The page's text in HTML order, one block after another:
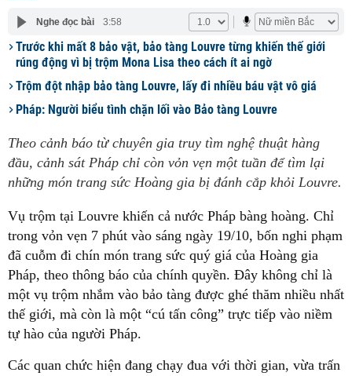
Nghe đọc bài 3:58
Trước khi mất 8 bảo vật, bảo tàng Louvre từng khiến thế giới
rúng động vì bị trộm Mona Lisa theo cách ít ai ngờ
Trộm đột nhập bảo tàng Louvre, lấy đi nhiều báu vật vô giá
Pháp: Người biểu tình chặn lối vào Bảo tàng Louvre
Theo cảnh báo từ chuyên gia truy tìm nghệ thuật hàng
đầu, cảnh sát Pháp chỉ còn vỏn vẹn một tuần để tìm lại
những món trang sức Hoàng gia bị đánh cắp khỏi Louvre.
Vụ trộm tại Louvre khiến cả nước Pháp bàng hoàng. Chỉ
trong vỏn vẹn 7 phút vào sáng ngày 19/10, bốn nghi phạm
đã cuỗm đi chín món trang sức quý giá của Hoàng gia
Pháp, theo thông báo của chính quyền. Đây không chỉ là
một vụ trộm nhắm vào bảo tàng được ghé thăm nhiều nhất
thế giới, mà còn là một “cú tấn công” trực tiếp vào niềm
tự hào của người Pháp.
Các quan chức hiện đang chạy đua với thời gian, vừa trấn